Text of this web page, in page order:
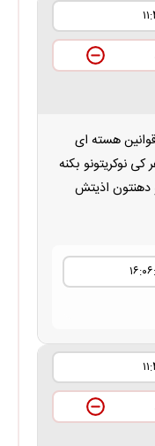
هسته ای
نوکریتونو بکنه
دهنتون اذیتش